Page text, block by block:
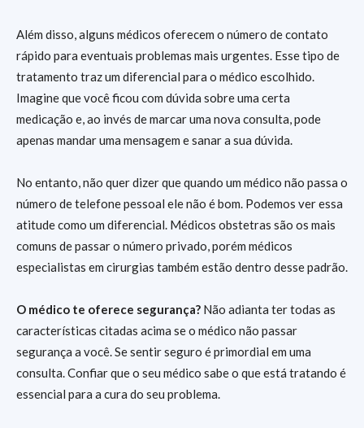
Além disso, alguns médicos oferecem o número de contato
rápido para eventuais problemas mais urgentes. Esse tipo de
tratamento traz um diferencial para o médico escolhido.
Imagine que você ficou com dúvida sobre uma certa
medicação e, ao invés de marcar uma nova consulta, pode
apenas mandar uma mensagem e sanar a sua dúvida.
No entanto, não quer dizer que quando um médico não passa o
número de telefone pessoal ele não é bom. Podemos ver essa
atitude como um diferencial. Médicos obstetras são os mais
comuns de passar o número privado, porém médicos
especialistas em cirurgias também estão dentro desse padrão.
O médico te oferece segurança? Não adianta ter todas as
características citadas acima se o médico não passar
segurança a você. Se sentir seguro é primordial em uma
consulta. Confiar que o seu médico sabe o que está tratando é
essencial para a cura do seu problema.